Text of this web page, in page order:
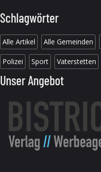
Schlagwörter
Alle Artikel Alle Gemeinden
Polizei Sport Vaterstetten
Unser Angebot